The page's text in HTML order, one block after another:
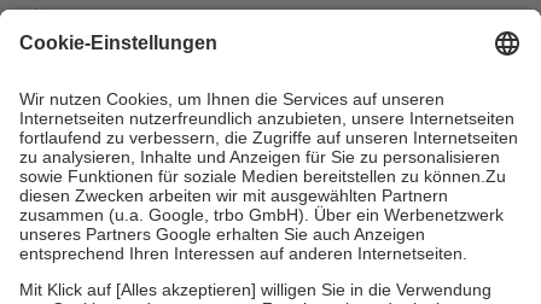
mit.
Grundsätzlich leisten Mitglieder Zuzahlungen in Höhe von zehn
höchstens zehn Euro.
Es sind jedoch nie mehr als die tatsächlichen
Kosten der Leistung zu entrichten.
Diese Regeln gelten grundsätzlich auch für Online-Apotheken.
Bei Heilmitteln und häuslicher Krankenpflege beträgt die
Zuzahlung zehn Prozent der Kosten sowie zehn Euro je
Verordnung.
Um das Engagement der Versicherten für ihre eigene Gesundheit zu
stärken und die besondere Stellung der Familie zu unterstützen,
fallenkeine Zuzahlungenan bei: